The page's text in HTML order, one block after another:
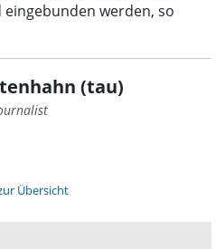
werden, so
(tau)
Übersicht